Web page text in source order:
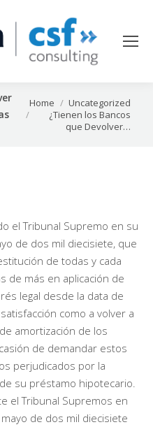
You are here:
Home
Uncategorized
¿Tienen los Bancos
que Devolver…
el Tribunal Supremo en su
de dos mil diecisiete, que
de todas y cada
de más en aplicación de
legal desde la data de
como a volver a
amortización de los
de demandar estos
perjudicados por la
su préstamo hipotecario.
el Tribunal Supremos en
de dos mil diecisiete